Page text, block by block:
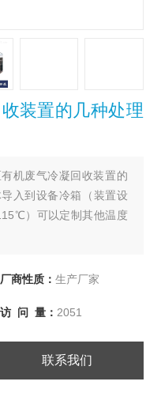
装置的几种处理
有机废气冷凝回收装置的
入到设备冷箱（装置设
）可以定制其他温度
厂商性质： 生产厂家
访 问 量： 2051
联系我们